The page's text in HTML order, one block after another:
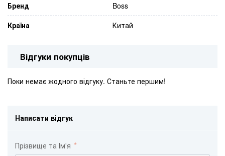
Бренд
Boss
Країна
Китай
Відгуки покупців
Поки немає жодного відгуку. Станьте першим!
Написати відгук
Прізвище та Ім'я